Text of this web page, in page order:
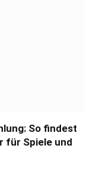
So findest
für Spiele und